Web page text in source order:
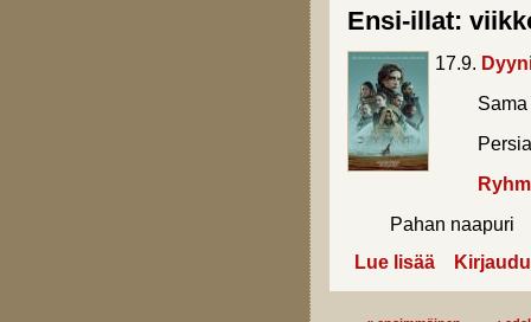
Ensi-illat:
17.9.
Sama
Persian
Pahan naapuri
Lue lisää about Ensi-